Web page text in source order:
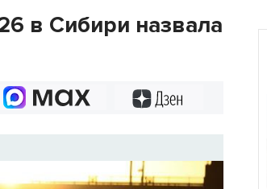
в Сибири назвала